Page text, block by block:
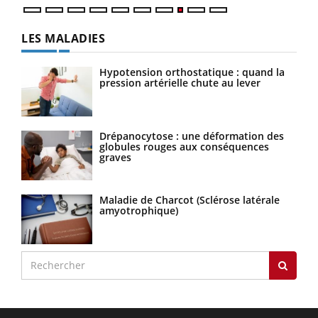
LES MALADIES
Hypotension orthostatique : quand la
pression artérielle chute au lever
Drépanocytose : une déformation des
globules rouges aux conséquences
graves
Maladie de Charcot (Sclérose latérale
amyotrophique)